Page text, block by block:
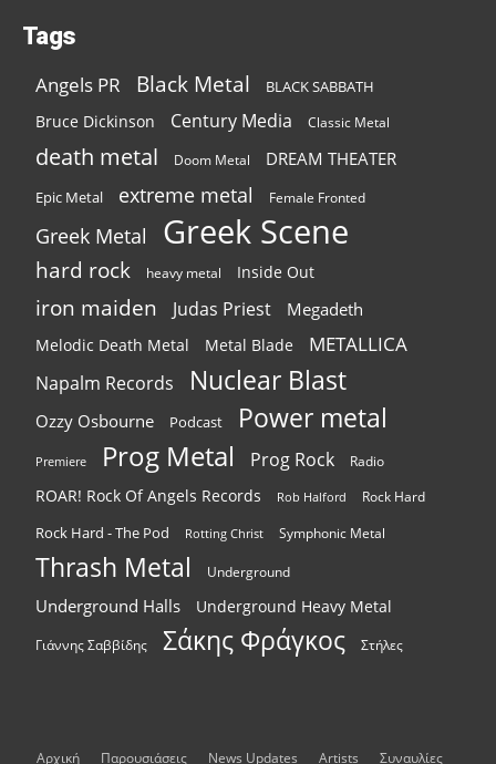
Tags
Angels PR Black Metal BLACK SABBATH
Bruce Dickinson Century Media Classic Metal
death metal Doom Metal DREAM THEATER
Epic Metal extreme metal Female Fronted
Greek Metal Greek Scene
hard rock heavy metal Inside Out
iron maiden Judas Priest Megadeth
Melodic Death Metal Metal Blade METALLICA
Napalm Records Nuclear Blast
Ozzy Osbourne Podcast Power metal
Premiere Prog Metal Prog Rock Radio
ROAR! Rock Of Angels Records Rob Halford Rock Hard
Rock Hard - The Pod Rotting Christ Symphonic Metal
Thrash Metal Underground
Underground Halls Underground Heavy Metal
Γιάννης Σαββίδης Σάκης Φράγκος Στήλες
Αρχική Παρουσιάσεις News Updates Artists Συναυλίες